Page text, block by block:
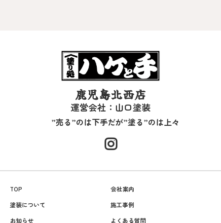
鹿児島北西店
運営会社：山口塗装
”売る”のは下手だが”塗る”のは上々
TOP
会社案内
塗装について
施工事例
お知らせ
よくある質問